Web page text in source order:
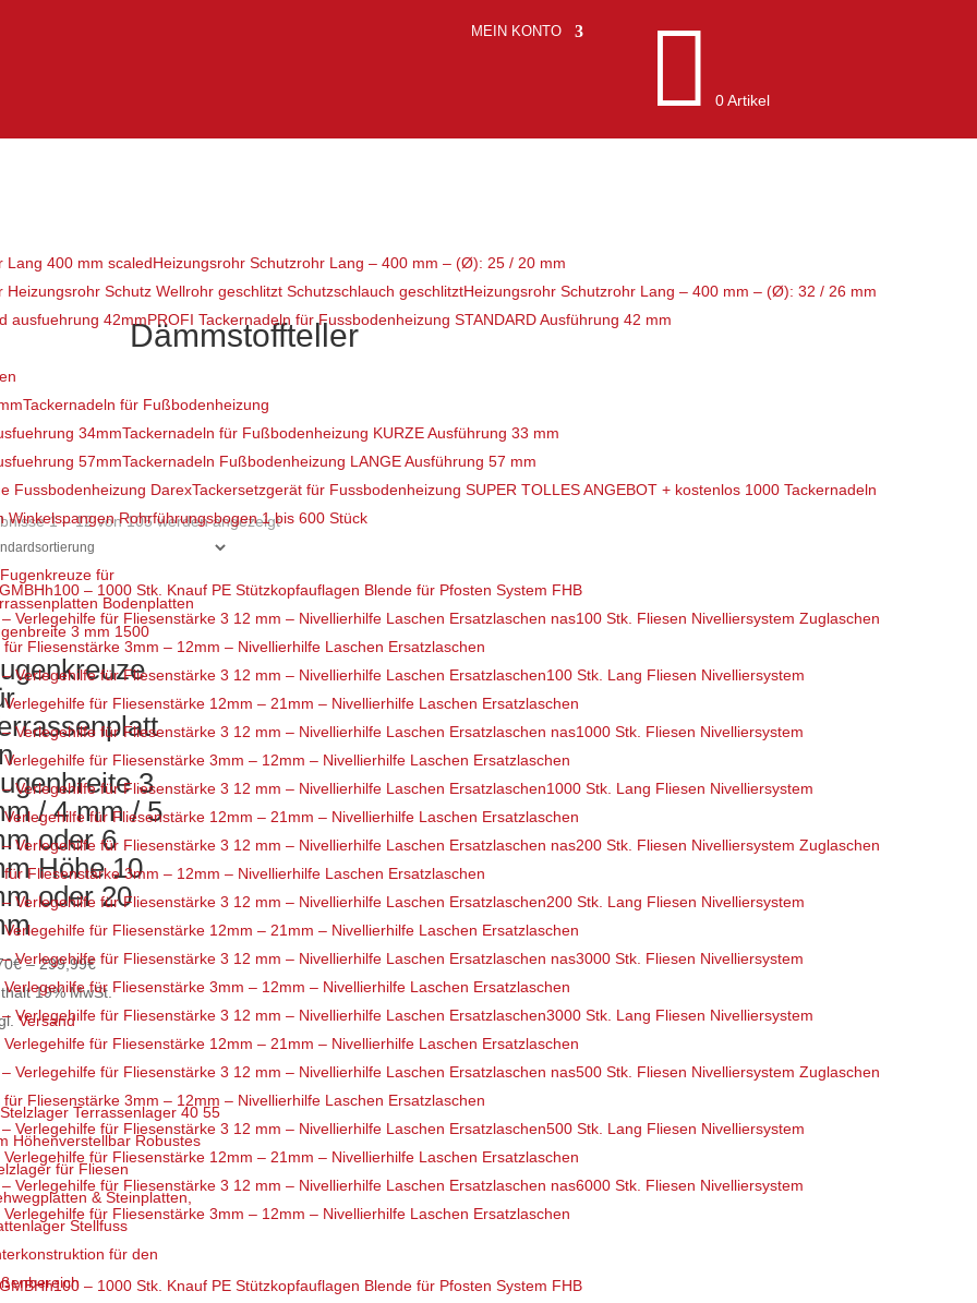
MEIN KONTO  0 Artikel
Heizungsrohr Schutzrohr Lang – 400 mm – (Ø): 25 / 20 mm
Heizungsrohr Schutzrohr Lang – 400 mm – (Ø): 32 / 26 mm
PROFI Tackernadeln für Fussbodenheizung STANDARD Ausführung 42 mm
Tackernadeln für Fußbodenheizung
Tackernadeln für Fußbodenheizung KURZE Ausführung 33 mm
Tackernadeln Fußbodenheizung LANGE Ausführung 57 mm
Tackersetzgerät für Fussbodenheizung SUPER TOLLES ANGEBOT + kostenlos 1000 Tackernadeln
Winkelspangen Rohrführungsbogen 1 bis 600 Stück
100 – 1000 Stk. Knauf PE Stützkopfauflagen Blende für Pfosten System FHB
100 Stk. Fliesen Nivelliersystem Zuglaschen
Fliesenstärke 3mm – 12mm – Nivellierhilfe Laschen Ersatzlaschen
100 Stk. Lang Fliesen Nivelliersystem
für Fliesenstärke 12mm – 21mm – Nivellierhilfe Laschen Ersatzlaschen
1000 Stk. Fliesen Nivelliersystem
für Fliesenstärke 3mm – 12mm – Nivellierhilfe Laschen Ersatzlaschen
1000 Stk. Lang Fliesen Nivelliersystem
für Fliesenstärke 12mm – 21mm – Nivellierhilfe Laschen Ersatzlaschen
200 Stk. Fliesen Nivelliersystem Zuglaschen
Fliesenstärke 3mm – 12mm – Nivellierhilfe Laschen Ersatzlaschen
200 Stk. Lang Fliesen Nivelliersystem
für Fliesenstärke 12mm – 21mm – Nivellierhilfe Laschen Ersatzlaschen
3000 Stk. Fliesen Nivelliersystem
für Fliesenstärke 3mm – 12mm – Nivellierhilfe Laschen Ersatzlaschen
3000 Stk. Lang Fliesen Nivelliersystem
für Fliesenstärke 12mm – 21mm – Nivellierhilfe Laschen Ersatzlaschen
500 Stk. Fliesen Nivelliersystem Zuglaschen
Fliesenstärke 3mm – 12mm – Nivellierhilfe Laschen Ersatzlaschen
500 Stk. Lang Fliesen Nivelliersystem
für Fliesenstärke 12mm – 21mm – Nivellierhilfe Laschen Ersatzlaschen
6000 Stk. Fliesen Nivelliersystem
für Fliesenstärke 3mm – 12mm – Nivellierhilfe Laschen Ersatzlaschen
100 – 1000 Stk. Knauf PE Stützkopfauflagen Blende für Pfosten System FHB
Dämmstoffteller
1 – 12 von 105 werden angezeigt
3
/ 4 mm / 5
oder 6
Höhe 10
oder 20
€ –299,99€Preisspanne:
6,70€
bis
299,99€
19% MwSt.
Versand